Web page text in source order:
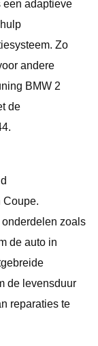
een adaptieve
Zo
andere
BMW 2
de
Coupe.
zoals
de auto in
de levensduur
reparaties te